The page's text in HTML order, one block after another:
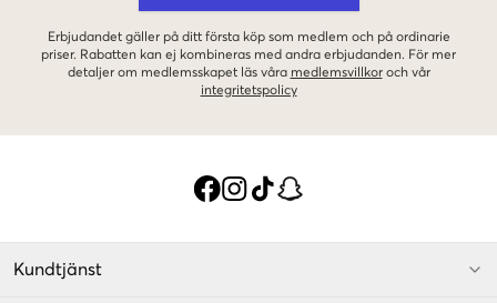
Erbjudandet gäller på ditt första köp som medlem och på ordinarie
priser. Rabatten kan ej kombineras med andra erbjudanden. För mer
detaljer om medlemsskapet läs våra medlemsvillkor och vår
integritetspolicy
Kundtjänst